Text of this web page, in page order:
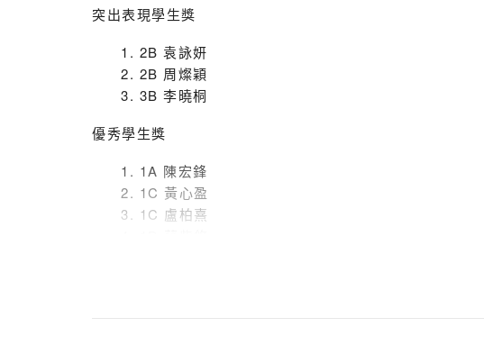
突出表現學生獎
2B 袁詠妍
2B 周燦穎
3B 李曉桐
優秀學生獎
1A 陳宏鋒
1C 黃心盈
1C 盧柏熹
2D 黃綺鏵